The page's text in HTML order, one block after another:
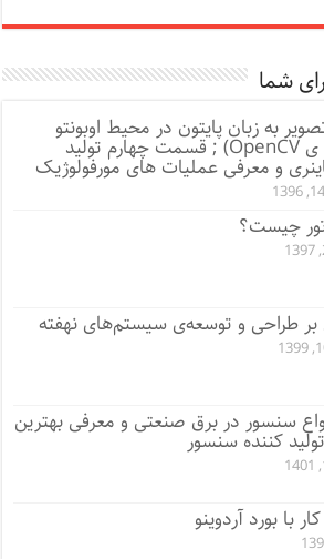
شما
به زبان پایتون در محیط اوبونتو
(کتابخانه ی OpenCV) ; قسمت چهارم تولید
و معرفی عملیات های مورفولوژیک
چیست؟
بر طراحی و توسعه‌ی سیستم‌های نهفته
سنسور در برق صنعتی و معرفی بهترین
کننده سنسور
با بورد آردوینو